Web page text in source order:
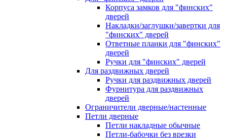
Корпуса замков для "финских"
дверей
Накладки/заглушки/завертки для
"финских" дверей
Ответные планки для "финских"
дверей
Ручки для "финских" дверей
Для раздвижных дверей
Ручки для раздвижных дверей
Фурнитура для раздвижных
дверей
Ограничители дверные/настенные
Петли дверные
Петли накладные обычные
Петли-бабочки без врезки